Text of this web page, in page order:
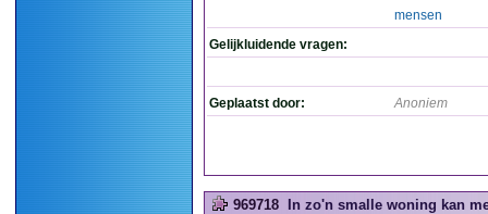
mensen
Gelijkluidende vragen:
Geplaatst door: Anoniem
969718 In zo'n smalle woning kan